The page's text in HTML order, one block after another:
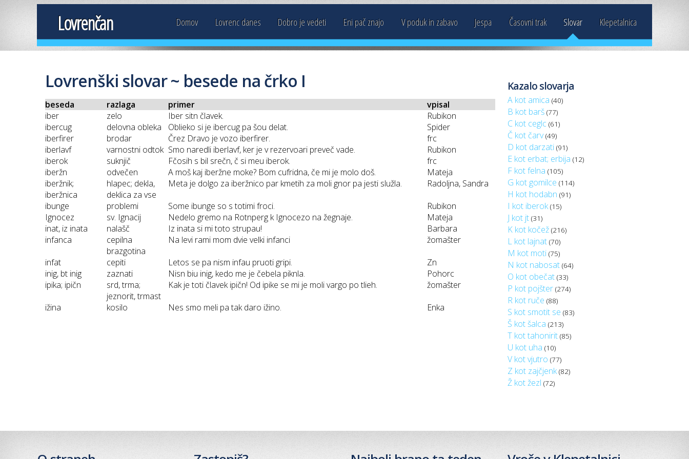
Lovrenčan Domov Lovrenc danes Dobro je vedeti Eni pač znajo V poduk in zabavo Jespa Časovni trak Slovar Klepetalnica
Lovrenški slovar ~ besede na črko I
beseda razlaga primer
vpisal
iber
zelo Iber sitn člavek.
Rubikon
ibercug
delovna obleka Oblieko si je ibercug pa šou delat.
Spider
iberfirer
brodar Črez Dravo je vozo iberfirer.
frc
iberlavf
varnostni odtok Smo naredli iberlavf, ker je v rezervoari preveč vade.
Rubikon
iberok
suknjič Fčosih s bil srečn, č si meu iberok.
frc
iberžn
odvečen A moš kaj iberžne moke? Bom cufridna, če mi je molo doš.
Mateja
iberžnik;
iberžnica
hlapec; dekla,
deklica za vse
Meta je dolgo za iberžnico par kmetih za moli gnor pa jesti služla.
Radoljna, Sandra
ibunge
problemi Some ibunge so s totimi froci.
Rubikon
Ignocez
sv. Ignacij Nedelo gremo na Rotnperg k Ignocezo na žegnaje.
Mateja
inat, iz inata
nalašč Iz inata si mi toto strupau!
Barbara
infanca
cepilna
brazgotina
Na levi rami mom dvie velki infanci
žomašter
infat
cepiti Letos se pa nism infau pruoti gripi.
Zn
inig, bt inig
zaznati Nisn biu inig, kedo me je čebela piknla.
Pohorc
ipika; ipičn
srd, trma;
jeznorit, trmast
Kak je toti člavek ipičn! Od ipike se mi je moli vargo po tlieh.
žomašter
ižina
kosilo Nes smo meli pa tak daro ižino. Enka
Kazalo slovarja
A kot amica (40)
B kot barš (77)
C kot ceglc (61)
Č kot čarv (49)
D kot darzati (91)
E kot erbat; erbija (12)
F kot felna (105)
G kot gomilce (114)
H kot hodabn (91)
I kot iberok (15)
J kot jt (31)
K kot kočež (216)
L kot lajnat (70)
M kot moti (75)
N kot nabosat (64)
O kot obečat (33)
P kot pojšter (274)
R kot ruče (88)
S kot smotit se (83)
Š kot šalca (213)
T kot tahonirit (85)
U kot uha (10)
V kot vjutro (77)
Z kot zajčjenk (82)
Ž kot žezl (72)